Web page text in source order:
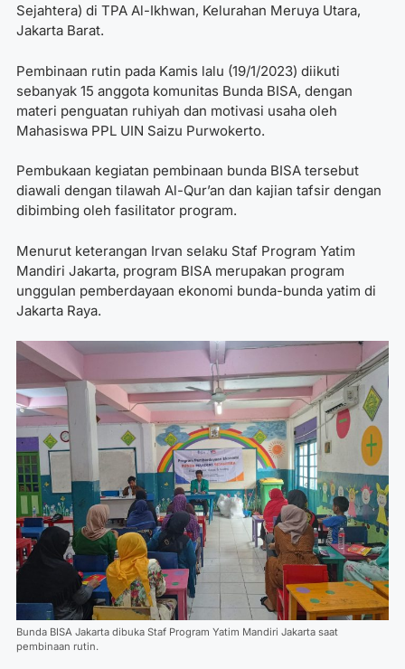
Sejahtera) di TPA Al-Ikhwan, Kelurahan Meruya Utara,
Jakarta Barat.
Pembinaan rutin pada Kamis lalu (19/1/2023) diikuti
sebanyak 15 anggota komunitas Bunda BISA, dengan
materi penguatan ruhiyah dan motivasi usaha oleh
Mahasiswa PPL UIN Saizu Purwokerto.
Pembukaan kegiatan pembinaan bunda BISA tersebut
diawali dengan tilawah Al-Qur’an dan kajian tafsir dengan
dibimbing oleh fasilitator program.
Menurut keterangan Irvan selaku Staf Program Yatim
Mandiri Jakarta, program BISA merupakan program
unggulan pemberdayaan ekonomi bunda-bunda yatim di
Jakarta Raya.
Bunda BISA Jakarta dibuka Staf Program Yatim Mandiri Jakarta saat
pembinaan rutin.